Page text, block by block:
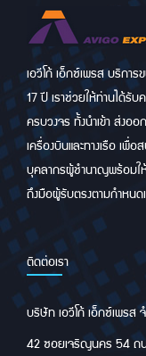
เอวีโก้ เอ็กซ์เพรส บริก
17 ปี เราช่วยให้ท่านได้รั
ครบวงจร ทั้งนำเข้า ส่งอ
เครื่องบินและทางเรือ เพื่
บุคลากรผู้ชำนาญพร้อมให้
ถึงมือผู้รับตรงตามกำหนด
ติดต่อเรา
บริษัท เอวีโก้ เอ็กซ์เพรส
42 ซอยเจริญนคร 54 ถ